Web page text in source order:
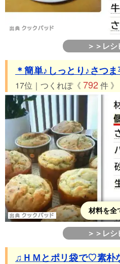
＞＞レ
＊簡単♪しっとり♪さつ
17位｜つくれぽ《 792 件 》
材料を全
＞＞レ
♫ＨＭとポリ袋で♡素朴